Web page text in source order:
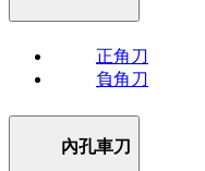
正角刀
負角刀
內孔車刀